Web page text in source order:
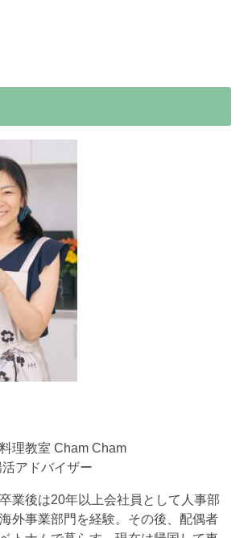
理教室 Cham Cham
アドバイザー
業後は20年以上会社員として人事部
外事業部門を経験。その後、配偶者